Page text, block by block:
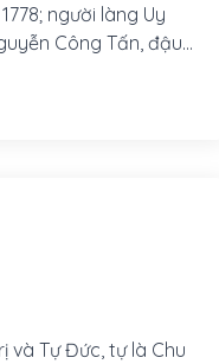
người làng Uy
Công Tấn, đậu
và Tự Đức, tự là Chu